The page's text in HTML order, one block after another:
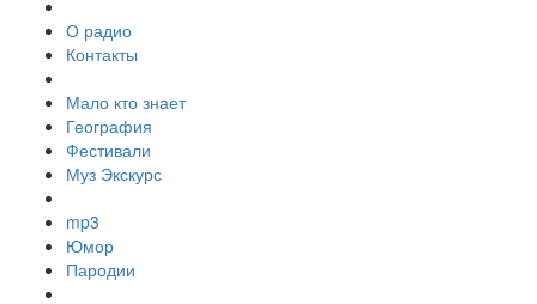
О радио
Контакты
Мало кто знает
География
Фестивали
Муз Экскурс
mp3
Юмор
Пародии